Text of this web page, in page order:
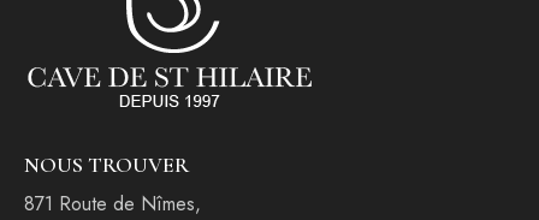
NOUS TROUVER
871 Route de Nîmes,